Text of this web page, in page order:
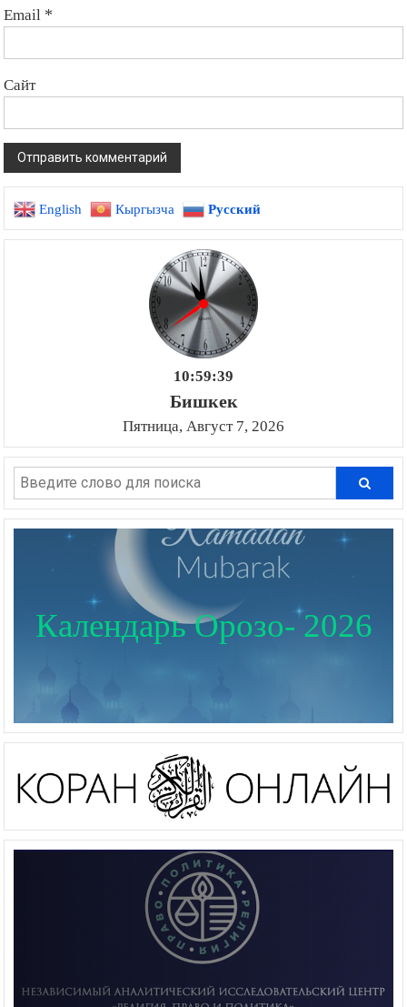
Email *
Сайт
English Кыргызча Русский
10:59:40
Бишкек
Пятница, Август 7, 2026
Календарь Орозо- 2026